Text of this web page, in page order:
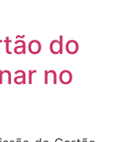
do
no